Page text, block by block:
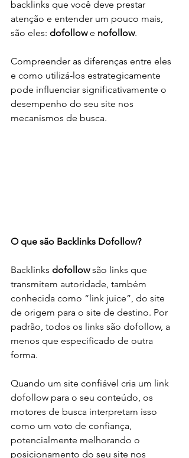
backlinks que você deve prestar
atenção e entender um pouco mais,
são eles: dofollow e nofollow.
Compreender as diferenças entre eles
e como utilizá-los estrategicamente
pode influenciar significativamente o
desempenho do seu site nos
mecanismos de busca.
O que são Backlinks Dofollow?
Backlinks dofollow são links que
transmitem autoridade, também
conhecida como “link juice”, do site
de origem para o site de destino. Por
padrão, todos os links são dofollow, a
menos que especificado de outra
forma.
Quando um site confiável cria um link
dofollow para o seu conteúdo, os
motores de busca interpretam isso
como um voto de confiança,
potencialmente melhorando o
posicionamento do seu site nos